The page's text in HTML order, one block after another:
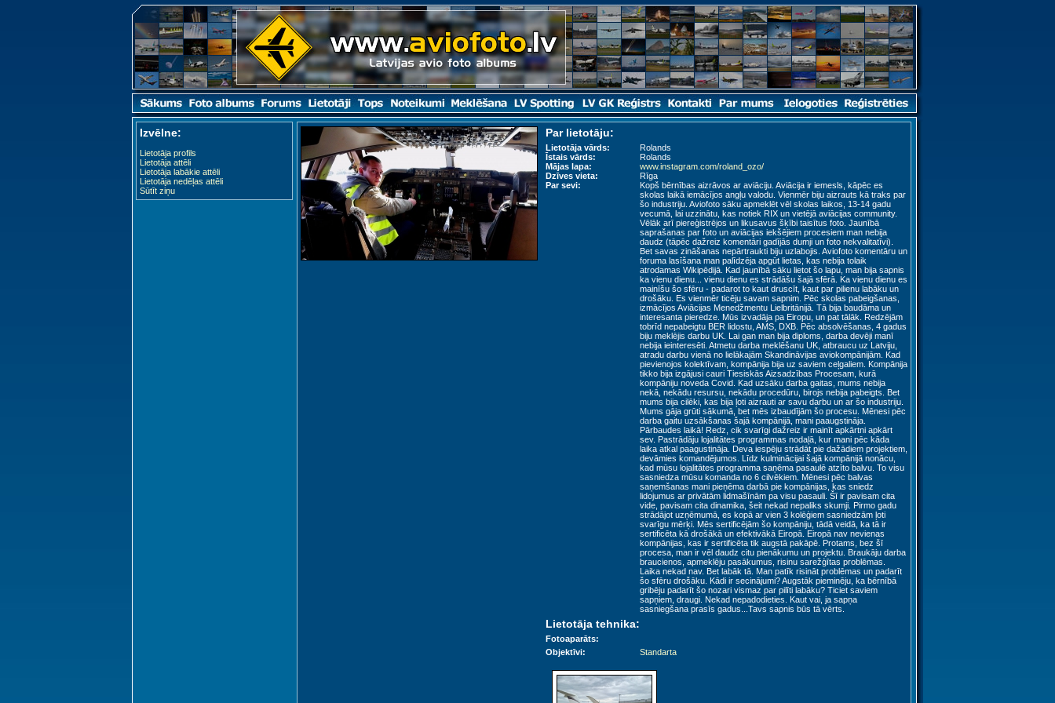
Izvēlne:
Lietotāja profils
Lietotāja attēli
Lietotāja labākie attēli
Lietotāja nedēļas attēli
Sūtīt ziņu
Par lietotāju:
Lietotāja vārds:
Rolands
Īstais vārds:
Rolands
Mājas lapa:
www.instagram.com/roland_ozo/
Dzīves vieta:
Rīga
Par sevi:
Kopš bērnības aizrāvos ar aviāciju. Aviācija ir iemesls, kāpēc es
skolas laikā iemācījos angļu valodu. Vienmēr biju aizrauts kā traks par
šo industriju. Aviofoto sāku apmeklēt vēl skolas laikos, 13-14 gadu
vecumā, lai uzzinātu, kas notiek RIX un vietējā aviācijas community.
Vēlāk arī piereģistrējos un likusavus šķībi taisītus foto. Jaunībā
saprašanas par foto un aviācijas iekšējiem procesiem man nebija
daudz (tāpēc dažreiz komentāri gadījās dumji un foto nekvalitatīvi).
Bet savas zināšanas nepārtraukti biju uzlabojis. Aviofoto komentāru un
foruma lasīšana man palīdzēja apgūt lietas, kas nebija tolaik
atrodamas Wikipēdijā. Kad jaunībā sāku lietot šo lapu, man bija sapnis
ka vienu dienu... vienu dienu es strādāšu šajā sfērā. Ka vienu dienu es
mainīšu šo sfēru - padarot to kaut druscīt, kaut par pilienu labāku un
drošāku. Es vienmēr ticēju savam sapnim. Pēc skolas pabeigšanas,
izmācījos Aviācijas Menedžmentu Lielbritānijā. Tā bija baudāma un
interesanta pieredze. Mūs izvadāja pa Eiropu, un pat tālāk. Redzējām
tobrīd nepabeigtu BER lidostu, AMS, DXB. Pēc absolvēšanas, 4 gadus
biju meklējis darbu UK. Lai gan man bija diploms, darba devēji manī
nebija ieinteresēti. Atmetu darba meklēšanu UK, atbraucu uz Latviju,
atradu darbu vienā no lielākajām Skandināvijas aviokompānijām. Kad
pievienojos kolektīvam, kompānija bija uz saviem ceļgaliem. Kompānija
tikko bija izgājusi cauri Tiesiskās Aizsadzības Procesam, kurā
kompāniju noveda Covid. Kad uzsāku darba gaitas, mums nebija
nekā, nekādu resursu, nekādu procedūru, birojs nebija pabeigts. Bet
mums bija cilēki, kas bija ļoti aizrauti ar savu darbu un ar šo industriju.
Mums gāja grūti sākumā, bet mēs izbaudījām šo procesu. Mēnesi pēc
darba gaitu uzsākšanas šajā kompānijā, mani paaugstināja.
Pārbaudes laikā! Redz, cik svarīgi dažreiz ir mainīt apkārtni apkārt
sev. Pastrādāju lojalitātes programmas nodaļā, kur mani pēc kāda
laika atkal paagustināja. Deva iespēju strādāt pie dažādiem projektiem,
devāmies komandējumos. Līdz kulminācijai šajā kompānijā nonācu,
kad mūsu lojalitātes programma saņēma pasaulē atzīto balvu. To visu
sasniedza mūsu komanda no 6 cilvēkiem. Mēnesi pēc balvas
saņemšanas mani pieņēma darbā pie kompānijas, kas sniedz
lidojumus ar privātām lidmašīnām pa visu pasauli. Šī ir pavisam cita
vide, pavisam cita dinamika, šeit nekad nepaliks skumji. Pirmo gadu
strādājot uzņēmumā, es kopā ar vien 3 kolēģiem sasniedzām ļoti
svarīgu mērķi. Mēs sertificējām šo kompāniju, tādā veidā, ka tā ir
sertificēta kā drošākā un efektivākā Eiropā. Eiropā nav nevienas
kompānijas, kas ir sertificēta tik augstā pakāpē. Protams, bez šī
procesa, man ir vēl daudz citu pienākumu un projektu. Braukāju darba
braucienos, apmeklēju pasākumus, risinu sarežģītas problēmas.
Laika nekad nav. Bet labāk tā. Man patīk risināt problēmas un padarīt
šo sfēru drošāku. Kādi ir secinājumi? Augstāk pieminēju, ka bērnībā
gribēju padarīt šo nozari vismaz par pilīti labāku? Ticiet saviem
sapņiem, draugi. Nekad nepadodieties. Kaut vai, ja sapņa
sasniegšana prasīs gadus...Tavs sapnis būs tā vērts.
Lietotāja tehnika:
Fotoaparāts:
Objektīvi:
Standarta